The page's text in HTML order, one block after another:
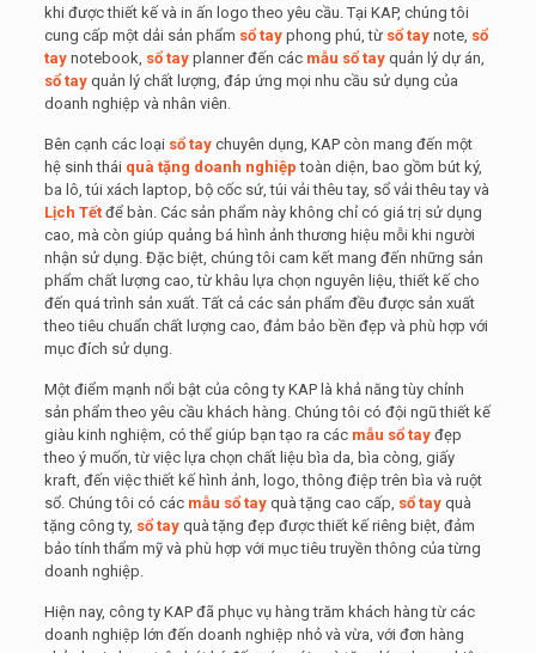
khi được thiết kế và in ấn logo theo yêu cầu. Tại KAP, chúng tôi
cung cấp một dải sản phẩm sổ tayphong phú, từ sổ taynote, sổ
taynotebook, sổ tayplanner đến các mẫu sổ tayquản lý dự án,
sổ tayquản lý chất lượng, đáp ứng mọi nhu cầu sử dụng của
doanh nghiệp và nhân viên.
Bên cạnh các loại sổ taychuyên dụng, KAP còn mang đến một
hệ sinh thái quà tặng doanh nghiệp toàn diện, bao gồm bút ký,
ba lô, túi xách laptop, bộ cốc sứ, túi vải thêu tay, sổ vải thêu tay và
Lịch Tếtđể bàn. Các sản phẩm này không chỉ có giá trị sử dụng
cao, mà còn giúp quảng bá hình ảnh thương hiệu mỗi khi người
nhận sử dụng. Đặc biệt, chúng tôi cam kết mang đến những sản
phẩm chất lượng cao, từ khâu lựa chọn nguyên liệu, thiết kế cho
đến quá trình sản xuất. Tất cả các sản phẩm đều được sản xuất
theo tiêu chuẩn chất lượng cao, đảm bảo bền đẹp và phù hợp với
mục đích sử dụng.
Một điểm mạnh nổi bật của công ty KAP là khả năng tùy chỉnh
sản phẩm theo yêu cầu khách hàng. Chúng tôi có đội ngũ thiết kế
giàu kinh nghiệm, có thể giúp bạn tạo ra các mẫu sổ tayđẹp
theo ý muốn, từ việc lựa chọn chất liệu bìa da, bìa còng, giấy
kraft, đến việc thiết kế hình ảnh, logo, thông điệp trên bìa và ruột
sổ. Chúng tôi có các mẫu sổ tayquà tặng cao cấp, sổ tayquà
tặng công ty, sổ tayquà tặng đẹp được thiết kế riêng biệt, đảm
bảo tính thẩm mỹ và phù hợp với mục tiêu truyền thông của từng
doanh nghiệp.
Hiện nay, công ty KAP đã phục vụ hàng trăm khách hàng từ các
doanh nghiệp lớn đến doanh nghiệp nhỏ và vừa, với đơn hàng